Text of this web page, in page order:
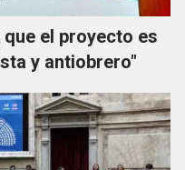
el proyecto es
y antiobrero"